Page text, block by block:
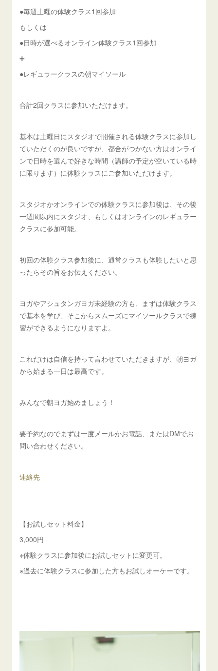
●毎週土曜の体験クラス1回参加
もしくは
●日時が選べるオンライン体験クラス1回参加
➕
●レギュラークラスの朝マイソール
合計2回クラスに参加いただけます。
基本は土曜日にスタジオで開催される体験クラスに参加し
ていただくのが良いですが、都合がつかない方はオンライ
ンで日時を選んで好きな時間（講師の予定が空いている時
に限ります）に体験クラスにご参加いただけます。
スタジオかオンラインでの体験クラスに参加後は、その後
一週間以内にスタジオ、もしくはオンラインのレギュラー
クラスに参加可能。
初回の体験クラス参加後に、通常クラスも体験したいと思
ったらその旨をお伝えください。
ヨガやアシュタンガヨガ未経験の方も、まずは体験クラス
で基本を学び、そこからスムーズにマイソールクラスで練
習ができるようになりますよ。
これだけは自信を持って言わせていただきますが、朝ヨガ
から始まる一日は最高です。
みんなで朝ヨガ始めましょう！
要予約なのでまずは一度メールかお電話、またはDMでお
問い合わせください。
連絡先
【お試しセット料金】
3,000円
※体験クラスに参加後にお試しセットに変更可。
※過去に体験クラスに参加した方もお試しオーケーです。